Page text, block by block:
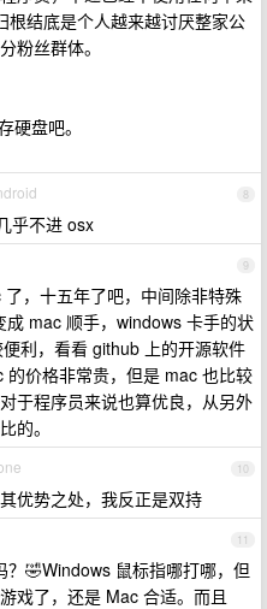
根结底是个人越来越讨厌整家公
粉丝群体。
硬盘吧。
8
乎不进 osx
9
，十五年了吧，中间除非特殊
mac 顺手，windows 卡手的状
利，看看 github 上的开源软件
价格非常贵，但是 mac 也比较
于程序员来说也算优良，从另外
的。
10
优势之处，我反正是双持
11
🤣Windows 鼠标指哪打哪，但
戏了，还是 Mac 合适。而且